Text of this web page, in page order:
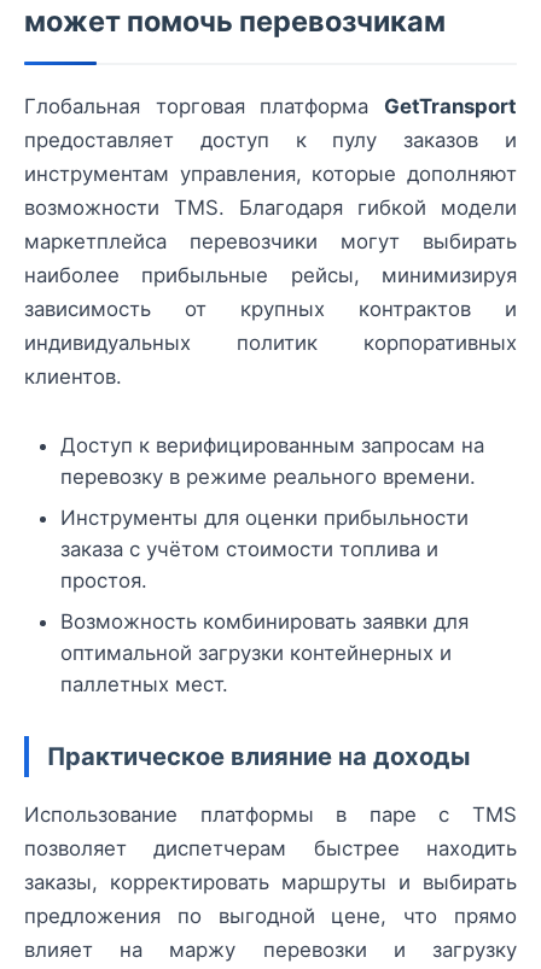
может помочь перевозчикам
Глобальная торговая платформа GetTransport
предоставляет доступ к пулу заказов и
инструментам управления, которые дополняют
возможности TMS. Благодаря гибкой модели
маркетплейса перевозчики могут выбирать
наиболее прибыльные рейсы, минимизируя
зависимость от крупных контрактов и
индивидуальных политик корпоративных
клиентов.
Доступ к верифицированным запросам на
перевозку в режиме реального времени.
Инструменты для оценки прибыльности
заказа с учётом стоимости топлива и
простоя.
Возможность комбинировать заявки для
оптимальной загрузки контейнерных и
паллетных мест.
Практическое влияние на доходы
Использование платформы в паре с TMS
позволяет диспетчерам быстрее находить
заказы, корректировать маршруты и выбирать
предложения по выгодной цене, что прямо
влияет на маржу перевозки и загрузку